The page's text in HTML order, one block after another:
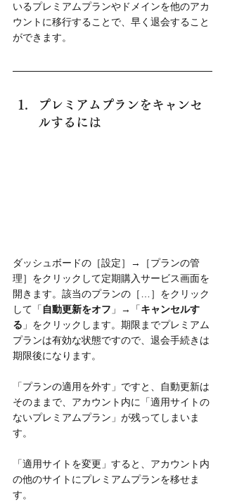
いるプレミアムプランやドメインを他のアカ
ウントに移行することで、早く退会すること
ができます。
プレミアムプランをキャンセ
ルするには
ダッシュボードの［設定］→［プランの管
理］をクリックして定期購入サービス画面を
開きます。該当のプランの［…］をクリック
して「 自動更新をオフ 」→「キャンセルす
る 」をクリックします。期限までプレミアム
プランは有効な状態ですので、退会手続きは
期限後になります。
「プランの適用を外す」ですと、自動更新は
そのままで、アカウント内に「適用サイトの
ないプレミアムプラン」が残ってしまいま
す。
「適用サイトを変更」すると、アカウント内
の他のサイトにプレミアムプランを移せま
す。